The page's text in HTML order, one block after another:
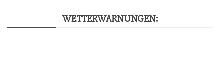
WET­TER­WAR­NUN­GEN: